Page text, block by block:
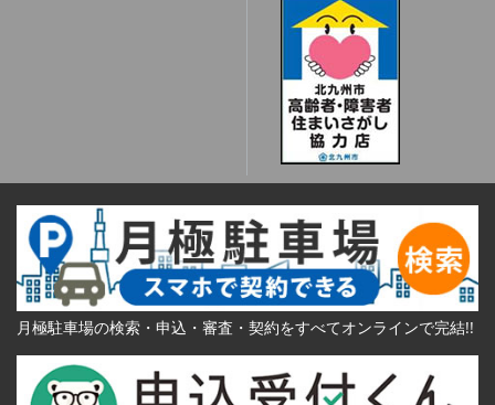
月極駐車場の検索・申込・審査・契約をすべてオンラインで完結!!